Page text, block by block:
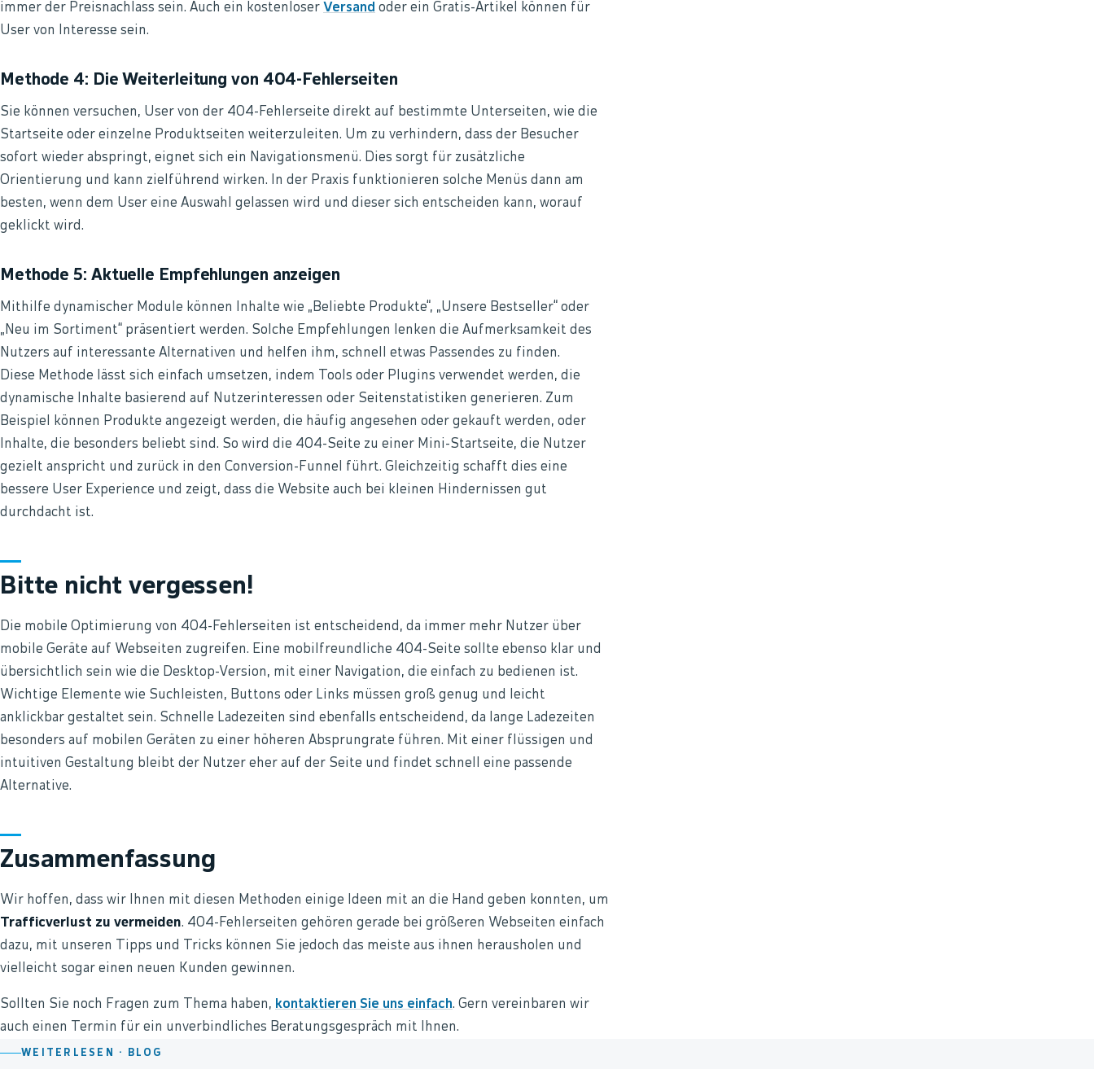
immer der Preisnachlass sein. Auch ein kostenloser Versand oder ein Gratis-Artikel können für
User von Interesse sein.
Methode 4: Die Weiterleitung von 404-Fehlerseiten
Sie können versuchen, User von der 404-Fehlerseite direkt auf bestimmte Unterseiten, wie die
Startseite oder einzelne Produktseiten weiterzuleiten. Um zu verhindern, dass der Besucher
sofort wieder abspringt, eignet sich ein Navigationsmenü. Dies sorgt für zusätzliche
Orientierung und kann zielführend wirken. In der Praxis funktionieren solche Menüs dann am
besten, wenn dem User eine Auswahl gelassen wird und dieser sich entscheiden kann, worauf
geklickt wird.
Methode 5: Aktuelle Empfehlungen anzeigen
Mithilfe dynamischer Module können Inhalte wie „Beliebte Produkte“, „Unsere Bestseller“ oder
„Neu im Sortiment“ präsentiert werden. Solche Empfehlungen lenken die Aufmerksamkeit des
Nutzers auf interessante Alternativen und helfen ihm, schnell etwas Passendes zu finden.
Diese Methode lässt sich einfach umsetzen, indem Tools oder Plugins verwendet werden, die
dynamische Inhalte basierend auf Nutzerinteressen oder Seitenstatistiken generieren. Zum
Beispiel können Produkte angezeigt werden, die häufig angesehen oder gekauft werden, oder
Inhalte, die besonders beliebt sind. So wird die 404-Seite zu einer Mini-Startseite, die Nutzer
gezielt anspricht und zurück in den Conversion-Funnel führt. Gleichzeitig schafft dies eine
bessere User Experience und zeigt, dass die Website auch bei kleinen Hindernissen gut
durchdacht ist.
Bitte nicht vergessen!
Die mobile Optimierung von 404-Fehlerseiten ist entscheidend, da immer mehr Nutzer über
mobile Geräte auf Webseiten zugreifen. Eine mobilfreundliche 404-Seite sollte ebenso klar und
übersichtlich sein wie die Desktop-Version, mit einer Navigation, die einfach zu bedienen ist.
Wichtige Elemente wie Suchleisten, Buttons oder Links müssen groß genug und leicht
anklickbar gestaltet sein. Schnelle Ladezeiten sind ebenfalls entscheidend, da lange Ladezeiten
besonders auf mobilen Geräten zu einer höheren Absprungrate führen. Mit einer flüssigen und
intuitiven Gestaltung bleibt der Nutzer eher auf der Seite und findet schnell eine passende
Alternative.
Zusammenfassung
Wir hoffen, dass wir Ihnen mit diesen Methoden einige Ideen mit an die Hand geben konnten, um
Trafficverlust zu vermeiden. 404-Fehlerseiten gehören gerade bei größeren Webseiten einfach
dazu, mit unseren Tipps und Tricks können Sie jedoch das meiste aus ihnen herausholen und
vielleicht sogar einen neuen Kunden gewinnen.
Sollten Sie noch Fragen zum Thema haben, kontaktieren Sie uns einfach. Gern vereinbaren wir
auch einen Termin für ein unverbindliches Beratungsgespräch mit Ihnen.
WEITERLESEN · BLOG